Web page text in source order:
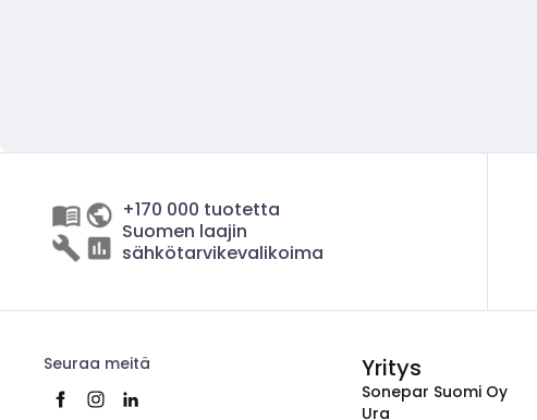
+170 000 tuotetta
Suomen laajin
sähkötarvikevalikoima
Seuraa meitä Yritys
Sonepar Suomi Oy
Ura